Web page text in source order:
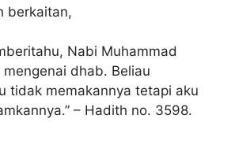
berkaitan,
Nabi Muhammad
dhab. Beliau
tidak memakannya tetapi aku
– Hadith no. 3598.